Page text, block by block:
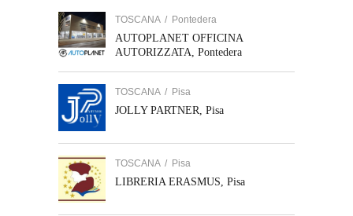
TOSCANA / Pontedera
AUTOPLANET OFFICINA
AUTORIZZATA, Pontedera
TOSCANA / Pisa
JOLLY PARTNER, Pisa
TOSCANA / Pisa
LIBRERIA ERASMUS, Pisa